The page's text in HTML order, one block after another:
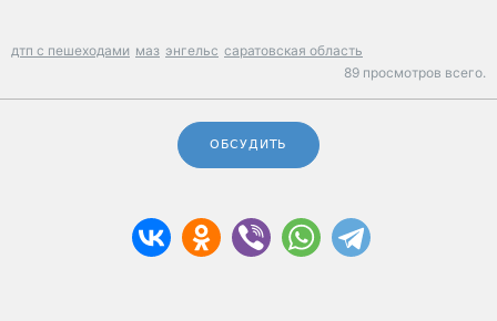
дтп с пешеходами маз энгельс саратовская область
89 просмотров всего.
ОБСУДИТЬ